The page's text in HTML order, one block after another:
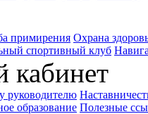
примирения Охрана
спортивный клуб
кабинет
руководителю
образование Полезные